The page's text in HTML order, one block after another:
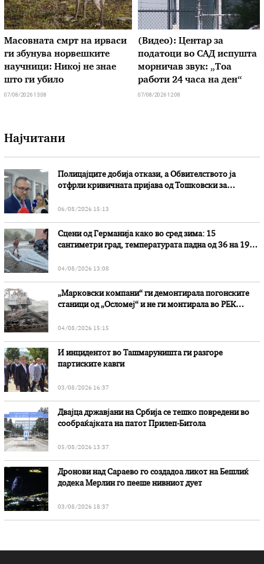
Масовната смрт на ирваси
ги збунува норвешките
научници: Никој не знае
што ги убило
07/08/2026 13:08
(Видео): Центар за
податоци во САД испушта
морничав звук: „Тоа
работи 24 часа на ден“
07/08/2026 12:08
Најчитани
Полицајците добија откази, а Обвителството ја
отфрли кривичната пријава од Тошковски за
06/08/2026 15:13
Сцени од Германија како во сред зима: 15
сантиметри град, температурата падна од 36 на 19
04/08/2026 13:08
„Марковски компани“ ги демонтирала погонските
станици од „Осломеј“ и не ги монтирала во РЕК
04/08/2026 15:15
И инцидентот во Ташмаруништa ги разгоре
партиските кавги
03/08/2026 16:37
Двајца државјани на Србија се тешко повредени во
сообраќајката на патот Прилеп-Битола
05/08/2026 13:37
Дронови над Сараево го создадоа ликот на Бешлиќ
додека Мерлин го пееше нивниот дует
03/08/2026 18:37